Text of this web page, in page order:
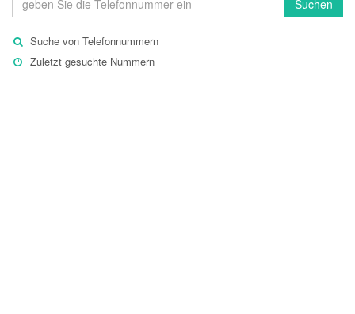
Suchen
Suche von Telefonnummern
Zuletzt gesuchte Nummern